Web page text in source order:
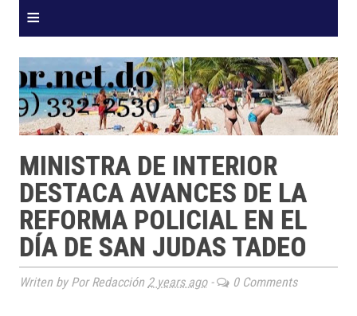
≡
MINISTRA DE INTERIOR
DESTACA AVANCES DE LA
REFORMA POLICIAL EN EL
DÍA DE SAN JUDAS TADEO
Writen by Por Redacción 2 years ago- 0 Comments